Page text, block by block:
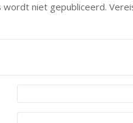
wordt niet gepubliceerd.